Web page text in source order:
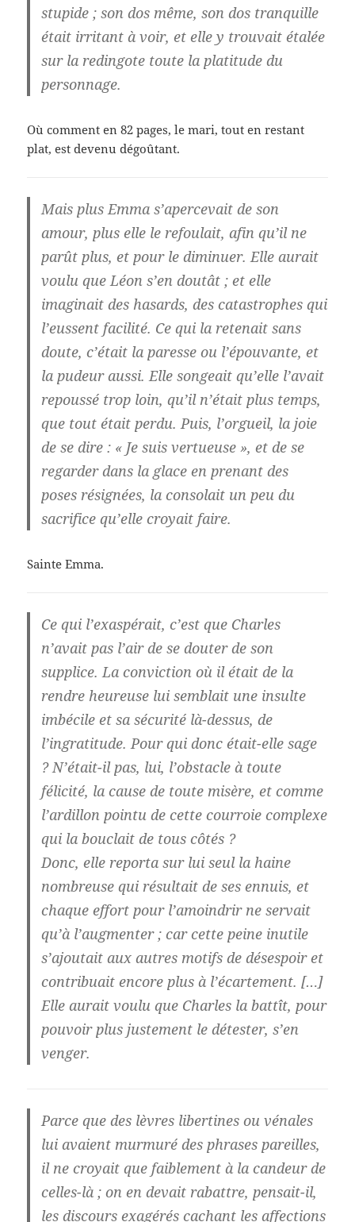
stupide ; son dos même, son dos tranquille
était irritant à voir, et elle y trouvait étalée
sur la redingote toute la platitude du
personnage.
Où comment en 82 pages, le mari, tout en restant
plat, est devenu dégoûtant.
Mais plus Emma s’apercevait de son
amour, plus elle le refoulait, afin qu’il ne
parût plus, et pour le diminuer. Elle aurait
voulu que Léon s’en doutât ; et elle
imaginait des hasards, des catastrophes qui
l’eussent facilité. Ce qui la retenait sans
doute, c’était la paresse ou l’épouvante, et
la pudeur aussi. Elle songeait qu’elle l’avait
repoussé trop loin, qu’il n’était plus temps,
que tout était perdu. Puis, l’orgueil, la joie
de se dire : « Je suis vertueuse », et de se
regarder dans la glace en prenant des
poses résignées, la consolait un peu du
sacrifice qu’elle croyait faire.
Sainte Emma.
Ce qui l’exaspérait, c’est que Charles
n’avait pas l’air de se douter de son
supplice. La conviction où il était de la
rendre heureuse lui semblait une insulte
imbécile et sa sécurité là-dessus, de
l’ingratitude. Pour qui donc était-elle sage
? N’était-il pas, lui, l’obstacle à toute
félicité, la cause de toute misère, et comme
l’ardillon pointu de cette courroie complexe
qui la bouclait de tous côtés ?
Donc, elle reporta sur lui seul la haine
nombreuse qui résultait de ses ennuis, et
chaque effort pour l’amoindrir ne servait
qu’à l’augmenter ; car cette peine inutile
s’ajoutait aux autres motifs de désespoir et
contribuait encore plus à l’écartement. […]
Elle aurait voulu que Charles la battît, pour
pouvoir plus justement le détester, s’en
venger.
Parce que des lèvres libertines ou vénales
lui avaient murmuré des phrases pareilles,
il ne croyait que faiblement à la candeur de
celles-là ; on en devait rabattre, pensait-il,
les discours exagérés cachant les affections